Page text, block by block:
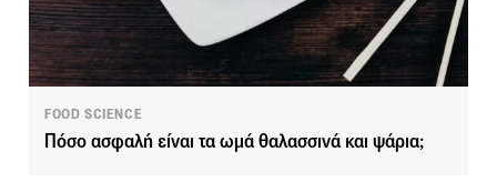
FOOD SCIENCE
Πόσο ασφαλή είναι τα ωμά θαλασσινά και ψάρια;